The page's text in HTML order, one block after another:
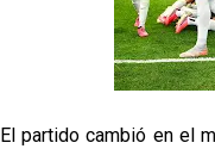
El partido cambió en el